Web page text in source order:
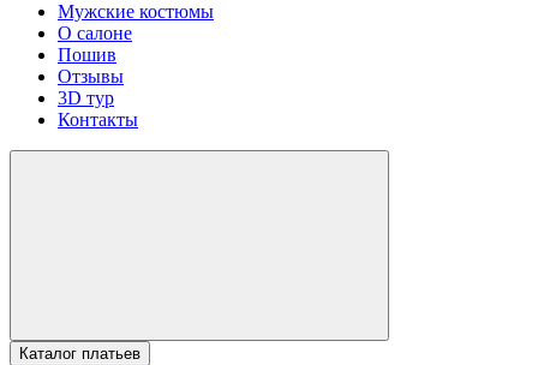
Мужские костюмы
О салоне
Пошив
Отзывы
3D тур
Контакты
Каталог платьев